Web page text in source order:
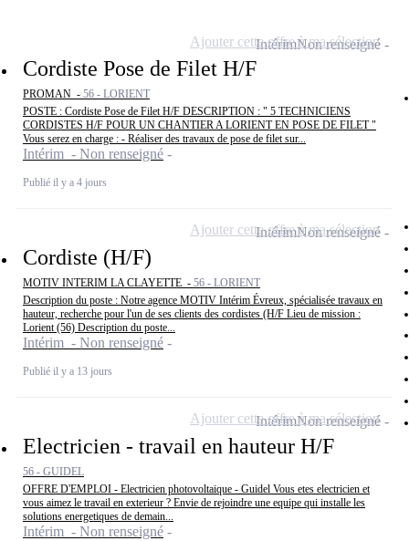
Cordiste Pose de Filet H/F
PROMAN - 56 - LORIENT
POSTE : Cordiste Pose de Filet H/F DESCRIPTION : " 5 TECHNICIENS
CORDISTES H/F POUR UN CHANTIER A LORIENT EN POSE DE FILET "
Vous serez en charge : - Réaliser des travaux de pose de filet sur...
Intérim - Non renseigné
Publié il y a 4 jours
IntérimNon renseigné
Ajouter cette offre à ma sélection
Cordiste (H/F)
MOTIV INTERIM LA CLAYETTE - 56 - LORIENT
Description du poste : Notre agence MOTIV Intérim Évreux, spécialisée travaux en
hauteur, recherche pour l'un de ses clients des cordistes (H/F Lieu de mission :
Lorient (56) Description du poste...
Intérim - Non renseigné
Publié il y a 13 jours
IntérimNon renseigné
Ajouter cette offre à ma sélection
Electricien - travail en hauteur H/F
56 - GUIDEL
OFFRE D'EMPLOI - Electricien photovoltaique - Guidel Vous etes electricien et
vous aimez le travail en exterieur ? Envie de rejoindre une equipe qui installe les
solutions energetiques de demain...
Intérim - Non renseigné
IntérimNon renseigné
Ajouter cette offre à ma sélection